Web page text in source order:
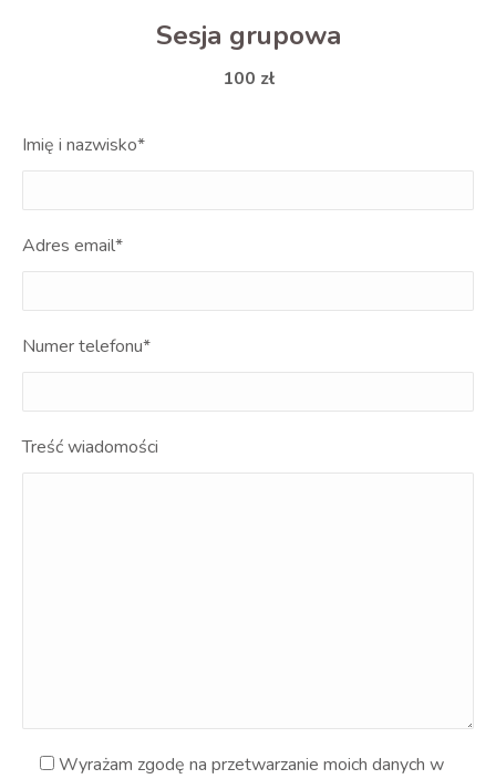
Sesja grupowa
100 zł
Imię i nazwisko*
Adres email*
Numer telefonu*
Treść wiadomości
Wyrażam zgodę na przetwarzanie moich danych w